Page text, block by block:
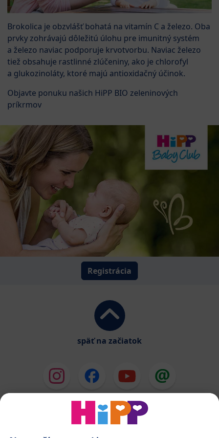
Brokolica je obzvlášť bohatá na vitamín C a železo. Oba
prvky zohrávajú dôležitú úlohu pre imunitný systém
a železo naviac podporuje krvotvorbu. Naviac železo
tiež obsahuje rastlinné zlúčeniny, ako je chlorofyl
a glukozinoláty, ktoré majú antioxidačný účinok.
Objavte ponuku našich HiPP BIO zeleninových
príkrmov
Registrácia
späť na začiatok
HiPP Mlieka
HiPP Príkrmy